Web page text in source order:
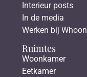
Interieur posts
In de media
Werken bij Whoon
Ruimtes
Woonkamer
Eetkamer